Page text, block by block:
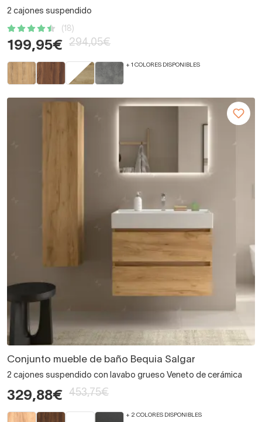
2 cajones suspendido
(18)
199,95€ 294,05€
+ 1 COLORES DISPONIBLES
Conjunto mueble de baño Bequia Salgar
2 cajones suspendido con lavabo grueso Veneto de cerámica
329,88€ 453,75€
+ 2 COLORES DISPONIBLES